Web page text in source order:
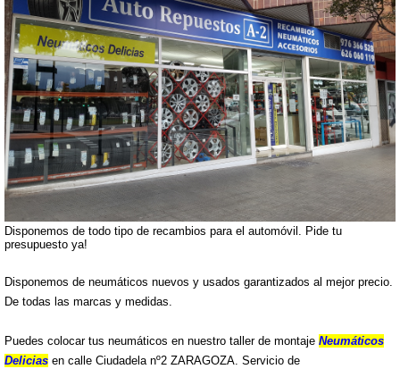
Disponemos de todo tipo de recambios para el automóvil. Pide tu
presupuesto ya!
Disponemos de neumáticos nuevos y usados garantizados al mejor precio.
De todas las marcas y medidas.
Puedes colocar tus neumáticos en nuestro taller de montaje Neumáticos
Delicias en calle Ciudadela nº2 ZARAGOZA. Servicio de